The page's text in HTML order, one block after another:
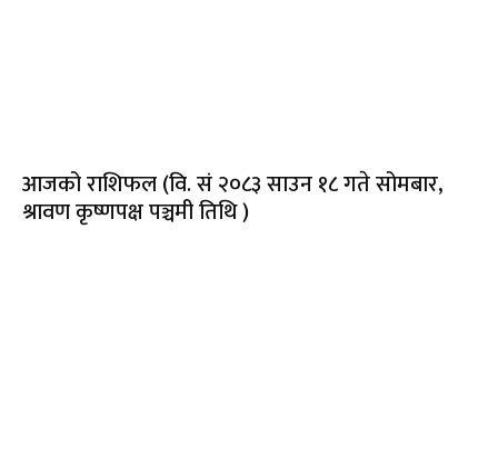
आजको राशिफल (वि. सं २०८३ साउन १८ गते सोमबार,
श्रावण कृष्णपक्ष पञ्चमी तिथि )